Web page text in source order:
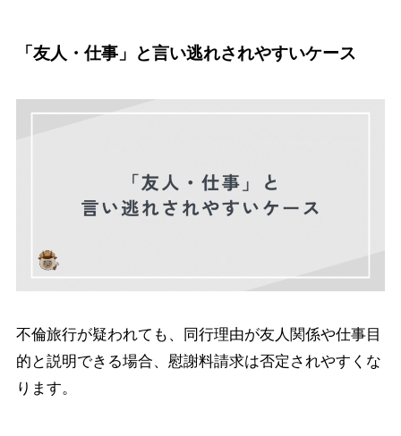
「友人・仕事」と言い逃れされやすいケース
不倫旅行が疑われても、同行理由が友人関係や仕事目
的と説明できる場合、慰謝料請求は否定されやすくな
ります。